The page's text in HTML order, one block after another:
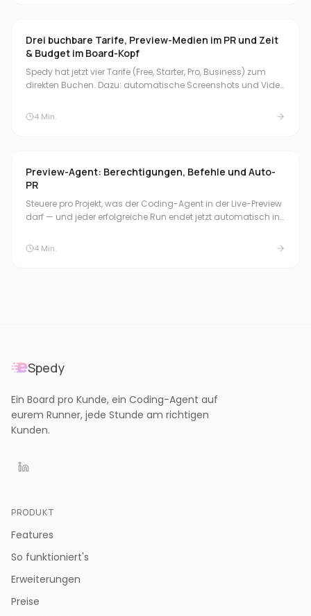
Drei buchbare Tarife, Preview-Medien im PR und Zeit
& Budget im Board-Kopf
Spedy hat jetzt vier Tarife (Free, Starter, Pro, Business) zum
direkten Buchen. Dazu: automatische Screenshots und Video
Kopf und natürliche Zeitformate bei der Schnellbuchung.
4 Min.
Preview-Agent: Berechtigungen, Befehle und Auto-
PR
Steuere pro Projekt, was der Coding-Agent in der Live-Preview
darf — und jeder erfolgreiche Run endet jetzt automatisch in
4 Min.
Spedy
Ein Board pro Kunde, ein Coding-Agent auf
eurem Runner, jede Stunde am richtigen
Kunden.
PRODUKT
Features
So funktioniert's
Erweiterungen
Preise